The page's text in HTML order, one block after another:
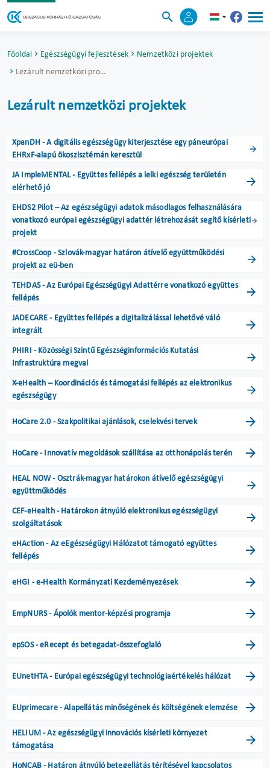
Főoldal Egészségügyi fejlesztések
Nemzetközi projektek
Lezárult nemzetközi projektek
Lezárult nemzetközi projektek
XpanDH - A digitális egészségügy kiterjesztése egy páneurópai
EHRxF-alapú ökoszisztémán keresztül
JA ImpleMENTAL - Együttes fellépés a lelki egészség területén
elérhető jó
EHDS2 Pilot – Az egészségügyi adatok másodlagos felhasználására
vonatkozó európai egészségügyi adattér létrehozását segítő kísérleti
projekt
#CrossCoop - Szlovák-magyar határon átívelő együttműködési
projekt az eü-ben
TEHDAS - Az Európai Egészségügyi Adattérre vonatkozó együttes
fellépés
JADECARE - Együttes fellépés a digitalizálással lehetővé váló
integrált
PHIRI - Közösségi Szintű Egészséginformációs Kutatási
Infrastruktúra megval
X-eHealth – Koordinációs és támogatási fellépés az elektronikus
egészségügy
HoCare 2.0 - Szakpolitikai ajánlások, cselekvési tervek
HoCare - Innovatív megoldások szállítása az otthonápolás terén
HEAL NOW - Osztrák-magyar határokon átívelő egészségügyi
együttműködés
CEF-eHealth - Határokon átnyúló elektronikus egészségügyi
szolgáltatások
eHAction - Az eEgészségügyi Hálózatot támogató együttes
fellépés
eHGI - e-Health Kormányzati Kezdeményezések
EmpNURS - Ápolók mentor-képzési programja
epSOS - eRecept és betegadat-összefoglaló
EUnetHTA - Európai egészségügyi technológiaértékelés hálózat
EUprimecare - Alapellátás minőségének és költségének elemzése
HELIUM - Az egészségügyi innovációs kísérleti környezet
támogatása
HoNCAB - Határon átnyúló betegellátás térítésével kapcsolatos